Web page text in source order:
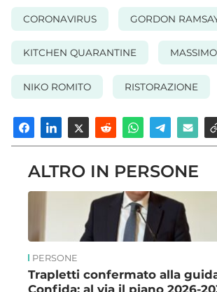
CORONAVIRUS GORDON
KITCHEN QUARANTINE
NIKO ROMITO RISTORAZIONE
ALTRO IN PERSONE
PERSONE
Trapletti confermato alla